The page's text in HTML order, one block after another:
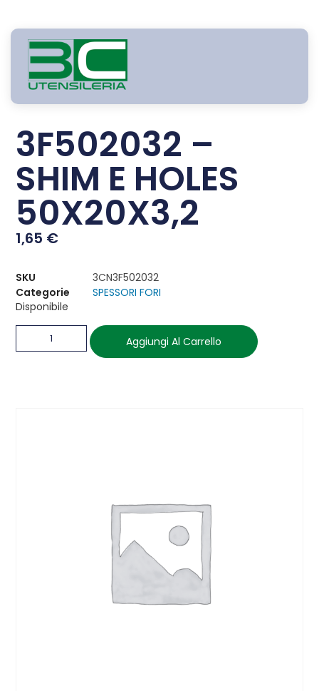
3F502032 –
SHIM E HOLES
50X20X3,2
1,65 €
SKU
3CN3F502032
Categorie
SPESSORI FORI
Disponibile
Aggiungi Al Carrello